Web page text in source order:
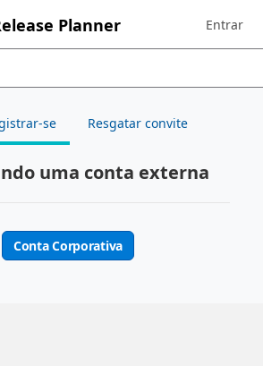
Planner Sign in to
Entrar
se Resgatar convite
uma conta externa
Conta Corporativa